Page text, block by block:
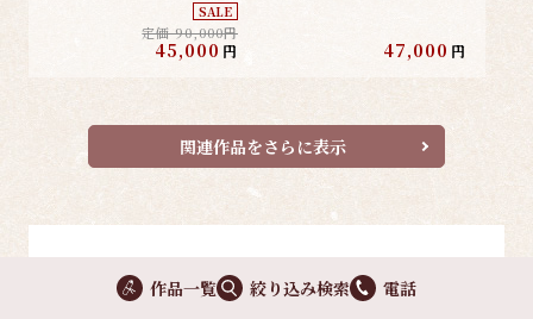
SALE
定価 90,000円
45,000 円 47,000 円
関連作品をさらに表示
作品一覧 絞り込み検索 電話